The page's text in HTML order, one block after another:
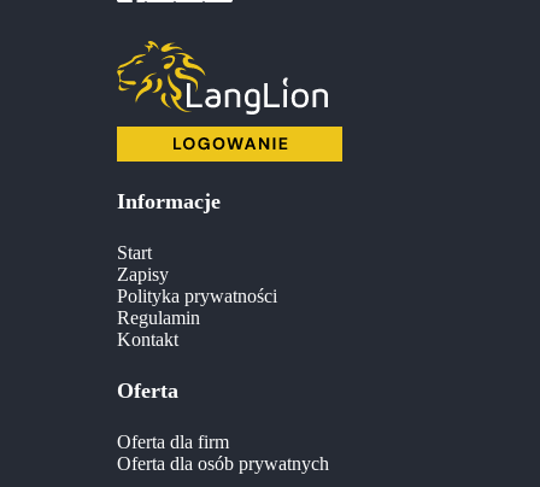
Informacje
Start
Zapisy
Polityka prywatności
Regulamin
Kontakt
Oferta
Oferta dla firm
Oferta dla osób prywatnych